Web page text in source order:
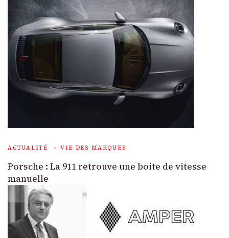
ACTUALITÉ VIE DES MARQUES
Porsche : La 911 retrouve une boite de vitesse
manuelle